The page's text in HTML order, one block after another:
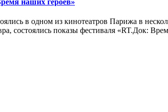
в одном из кинотеатров Парижа в
состоялись показы фестиваля «RT.Док: